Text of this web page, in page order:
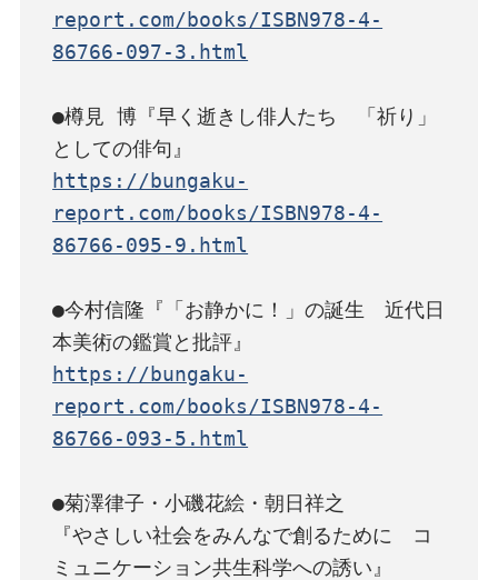
report.com/books/ISBN978-4-
86766-097-3.html
●樽見 博『早く逝きし俳人たち　「祈り」
https://bungaku-
report.com/books/ISBN978-4-
86766-095-9.html
●今村信隆『「お静かに！」の誕生　近代日
https://bungaku-
report.com/books/ISBN978-4-
86766-093-5.html
●菊澤律子・小磯花絵・朝日祥之
『やさしい社会をみんなで創るために　コ
ミュニケーション共生科学への誘い』